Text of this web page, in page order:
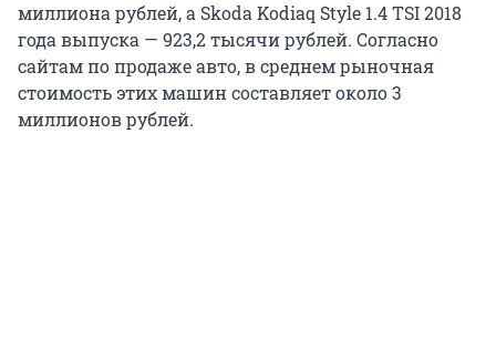
миллиона рублей, а Skoda Kodiaq Style 1.4 TSI 2018
года выпуска — 923,2 тысячи рублей. Согласно
сайтам по продаже авто, в среднем рыночная
стоимость этих машин составляет около 3
миллионов рублей.